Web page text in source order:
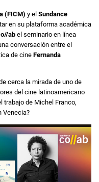
(FICM) y el Sundance
en su plataforma académica
ab el seminario en línea
conversación entre el
de cineFernanda
cerca la mirada de uno de
del cine latinoamericano
trabajo de Michel Franco,
Venecia?